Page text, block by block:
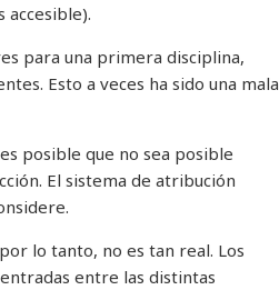
para una primera disciplina,
Esto a veces ha sido una mala
posible que no sea posible
El sistema de atribución
lo tanto, no es tan real. Los
entre las distintas